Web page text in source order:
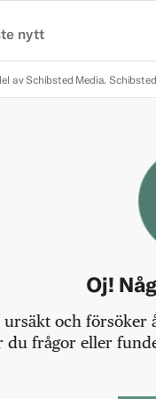
nytt
av Schibsted Media.
Oj!
och försöker
du frågor eller